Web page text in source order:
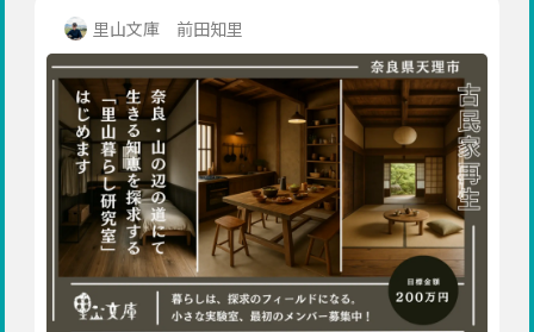
宮城
秋田
山形
福島
関東
新潟 富山 石川
長野
岐阜 静岡 愛知
三重 滋賀 京都 大阪
兵庫
奈良
和歌山
鳥取 島根 岡山 広島 山口
徳島 愛媛 高知
九州・沖縄
里山文庫 前田知里